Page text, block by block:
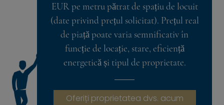
EUR pe metru pătrat de spațiu de locuit
(date privind prețul solicitat). Prețul real
de piață poate varia semnificativ în
funcție de locație, stare, eficiență
energetică și tipul de proprietate.
Oferiți proprietatea dvs. acum